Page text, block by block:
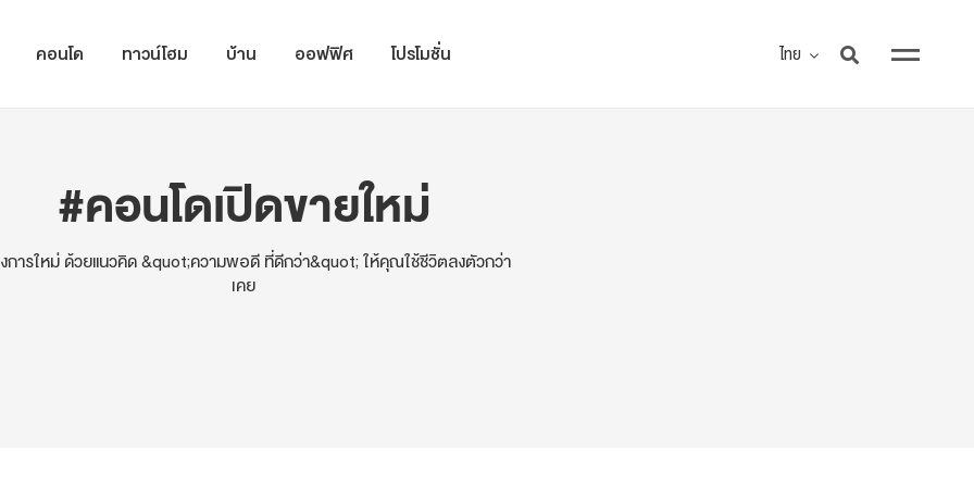
คอนโด ทาวน์โฮม บ้าน ออฟฟิศ โปรโมชั่น ไทย
#คอนโดเปิดขายใหม่
การใหม่ ด้วยแนวคิด &quot;ความพอดี ที่ดีกว่า&quot; ให้คุณใช้ชีวิตลงตัวกว่า
เคย